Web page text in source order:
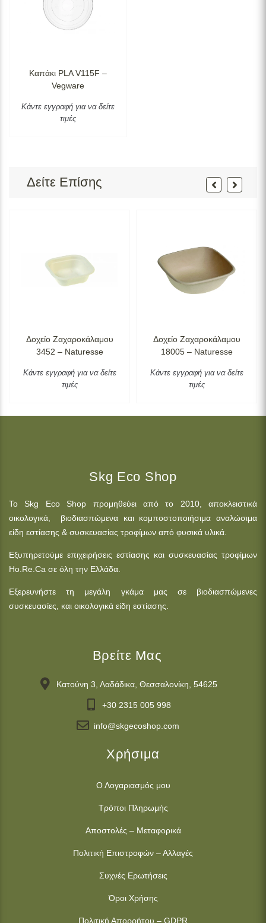
Καπάκι PLA V115F –
Vegware
Κάντε εγγραφή για να δείτε
τιμές
Δείτε Επίσης
Δοχείο Ζαχαροκάλαμου
3452 – Naturesse
Κάντε εγγραφή για να δείτε
τιμές
Δοχείο Ζαχαροκάλαμου
18005 – Naturesse
Κάντε εγγραφή για να δείτε
τιμές
Skg Eco Shop
Το Skg Eco Shop προμηθεύει από το 2010, αποκλειστικά
οικολογικά, βιοδιασπώμενα και κομποστοποιήσιμα αναλώσιμα
είδη εστίασης & συσκευασίας τροφίμων από φυσικά υλικά.
Εξυπηρετούμε επιχειρήσεις εστίασης και συσκευασίας τροφίμων
Ho.Re.Ca σε όλη την Ελλάδα.
Εξερευνήστε τη μεγάλη γκάμα μας σε βιοδιασπώμενες
συσκευασίες, και οικολογικά είδη εστίασης.
Βρείτε Μας
Κατούνη 3, Λαδάδικα, Θεσσαλονίκη, 54625
+30 2315 005 998
info@skgecoshop.com
Χρήσιμα
Ο Λογαριασμός μου
Τρόποι Πληρωμής
Αποστολές – Μεταφορικά
Πολιτική Επιστροφών – Αλλαγές
Συχνές Ερωτήσεις
Όροι Χρήσης
Πολιτική Απορρήτου – GDPR